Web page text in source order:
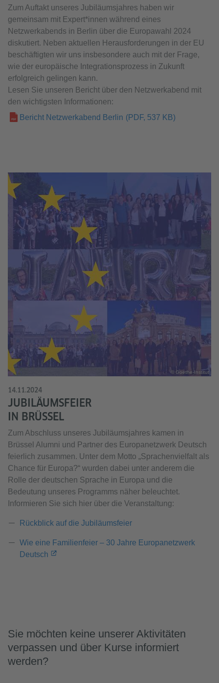
Zum Auftakt unseres Jubiläumsjahres haben wir
gemeinsam mit Expert*innen während eines
Netzwerkabends in Berlin über die Europawahl 2024
diskutiert. Neben aktuellen Herausforderungen in der EU
beschäftigten wir uns insbesondere auch mit der Frage,
wie der europäische Integrationsprozess in Zukunft
erfolgreich gelingen kann.
Lesen Sie unseren Bericht über den Netzwerkabend mit
den wichtigsten Informationen:
Bericht Netzwerkabend Berlin (PDF, 537 KB)
© Goethe-Institut
14.11.2024
JUBILÄUMSFEIER
IN BRÜSSEL
Zum Abschluss unseres Jubiläumsjahres kamen in
Brüssel Alumni und Partner des Europanetzwerk Deutsch
feierlich zusammen. Unter dem Motto „Sprachenvielfalt als
Chance für Europa?“ wurden dabei unter anderem die
Rolle der deutschen Sprache in Europa und die
Bedeutung unseres Programms näher beleuchtet.
Informieren Sie sich hier über die Veranstaltung:
Rückblick auf die Jubiläumsfeier
Wie eine Familienfeier – 30 Jahre Europanetzwerk
Deutsch
Sie möchten keine unserer Aktivitäten
verpassen und über Kurse informiert
werden?